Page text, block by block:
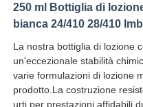
250 ml Bottiglia di
bianca 24/410 28/410
La nostra bottiglia di lozione
un'eccezionale stabilità
varie formulazioni di lozione
prodotto.La costruzione
urti per prestazioni affidabili